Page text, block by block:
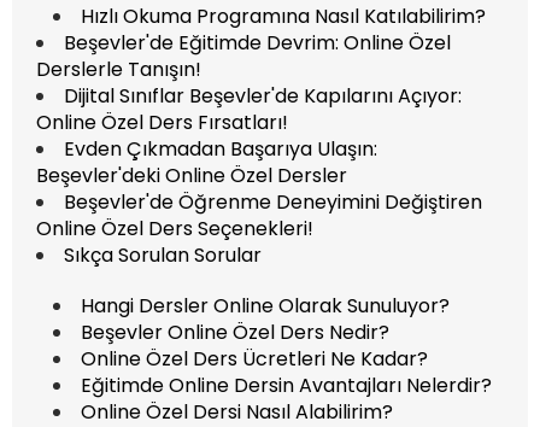
Hızlı Okuma Programına Nasıl Katılabilirim?
Beşevler'de Eğitimde Devrim: Online Özel
Derslerle Tanışın!
Dijital Sınıflar Beşevler'de Kapılarını Açıyor:
Online Özel Ders Fırsatları!
Evden Çıkmadan Başarıya Ulaşın:
Beşevler'deki Online Özel Dersler
Beşevler'de Öğrenme Deneyimini Değiştiren
Online Özel Ders Seçenekleri!
Sıkça Sorulan Sorular
Hangi Dersler Online Olarak Sunuluyor?
Beşevler Online Özel Ders Nedir?
Online Özel Ders Ücretleri Ne Kadar?
Eğitimde Online Dersin Avantajları Nelerdir?
Online Özel Dersi Nasıl Alabilirim?